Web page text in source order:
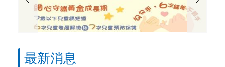
最新消息